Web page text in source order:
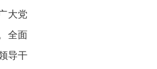
大党
全面
导干